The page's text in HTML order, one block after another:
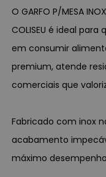
O GARFO P/MESA
COLISEU é ideal
em consumir
premium, atende
comerciais que
Fabricado com inox
acabamento
máximo